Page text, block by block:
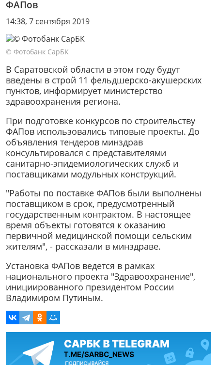
ФАПов
14:38, 7 сентября 2019
© Фотобанк СарБК
В Саратовской области в этом году будут
введены в строй 11 фельдшерско-акушерских
пунктов, информирует министерство
здравоохранения региона.
При подготовке конкурсов по строительству
ФАПов использовались типовые проекты. До
объявления тендеров минздрав
консультировался с представителями
санитарно-эпидемиологических служб и
поставщиками модульных конструкций.
"Работы по поставке ФАПов были выполнены
поставщиком в срок, предусмотренный
государственным контрактом. В настоящее
время объекты готовятся к оказанию
первичной медицинской помощи сельским
жителям", - рассказали в минздраве.
Установка ФАПов ведется в рамках
национального проекта "Здравоохранение",
инициированного президентом России
Владимиром Путиным.